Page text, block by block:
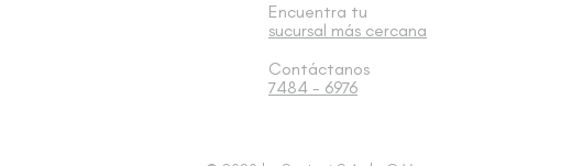
Encuentra tu
sucursal más cercana
Contáctanos
7484 - 6976